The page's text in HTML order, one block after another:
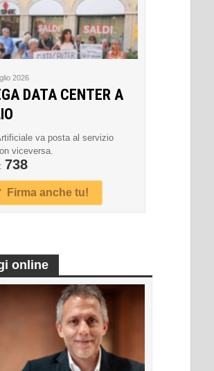
2026
DATA CENTER A
va posta al servizio
viceversa.
738
Firma anche tu!
online